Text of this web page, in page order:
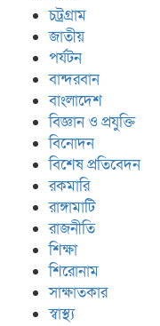
চট্রগ্রাম
জাতীয়
পর্যটন
বান্দরবান
বাংলাদেশ
বিজ্ঞান ও প্রযুক্তি
বিনোদন
বিশেষ প্রতিবেদন
রকমারি
রাঙ্গামাটি
রাজনীতি
শিক্ষা
শিরোনাম
সাক্ষাতকার
স্বাস্থ্য